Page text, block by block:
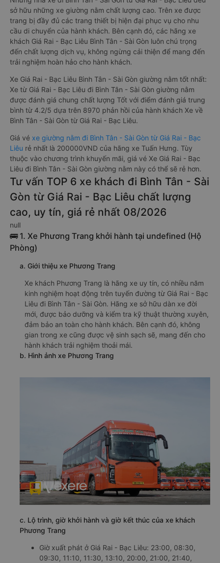
sở hữu những xe giường nằm chất lượng cao. Trên xe được
trang bị đầy đủ các trang thiết bị hiện đại phục vụ cho nhu
cầu di chuyển của hành khách. Bên cạnh đó, các hãng xe
khách Giá Rai - Bạc Liêu Bình Tân - Sài Gòn luôn chú trọng
đến chất lượng dịch vụ, không ngừng cải thiện để mang đến
trải nghiệm hoàn hảo cho hành khách.
Xe Giá Rai - Bạc Liêu Bình Tân - Sài Gòn giường nằm tốt nhất:
Xe từ Giá Rai - Bạc Liêu đi Bình Tân - Sài Gòn giường nằm
được đánh giá chung chất lượng Tốt với điểm đánh giá trung
bình từ 4.2/5 dựa trên 8970 phản hồi của hành khách Xe về
Bình Tân - Sài Gòn từ Giá Rai - Bạc Liêu.
Giá vé xe giường nằm đi Bình Tân - Sài Gòn từ Giá Rai - Bạc
Liêu rẻ nhất là 200000VND của hãng xe Tuấn Hưng. Tùy
thuộc vào chương trình khuyến mãi, giá vé Xe Giá Rai - Bạc
Liêu đi Bình Tân - Sài Gòn giường nằm này có thể sẽ rẻ hơn.
Tư vấn TOP 6 xe khách đi Bình Tân - Sài
Gòn từ Giá Rai - Bạc Liêu chất lượng
cao, uy tín, giá rẻ nhất 08/2026
null
🚌 1. Xe Phương Trang khởi hành tại undefined (Hộ
Phòng)
a. Giới thiệu xe Phương Trang
Xe khách Phương Trang là hãng xe uy tín, có nhiều năm
kinh nghiệm hoạt động trên tuyến đường từ Giá Rai - Bạc
Liêu đi Bình Tân - Sài Gòn. Hãng xe sở hữu dàn xe đời
mới, được bảo dưỡng và kiểm tra kỹ thuật thường xuyên,
đảm bảo an toàn cho hành khách. Bên cạnh đó, không
gian trong xe cũng được vệ sinh sạch sẽ, mang đến cho
hành khách trải nghiệm thoải mái.
b. Hình ảnh xe Phương Trang
c. Lộ trình, giờ khởi hành và giờ kết thúc của xe khách
Phương Trang
Giờ xuất phát ở Giá Rai - Bạc Liêu: 23:00, 08:30,
09:30, 11:10, 11:30, 13:10, 20:00, 21:00, 21:40,